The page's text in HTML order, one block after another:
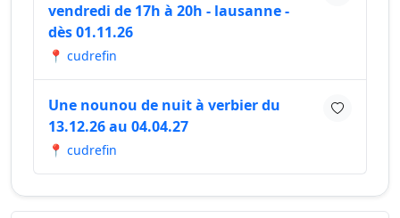
vendredi de 17h à 20h - lausanne -
dès 01.11.26
📍 cudrefin
Une nounou de nuit à verbier du
13.12.26 au 04.04.27
📍 cudrefin